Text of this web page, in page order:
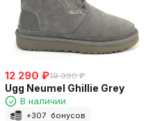
12 290 ₽19 990 ₽
Ugg Neumel Ghillie Grey
В наличии
+307 бонусов